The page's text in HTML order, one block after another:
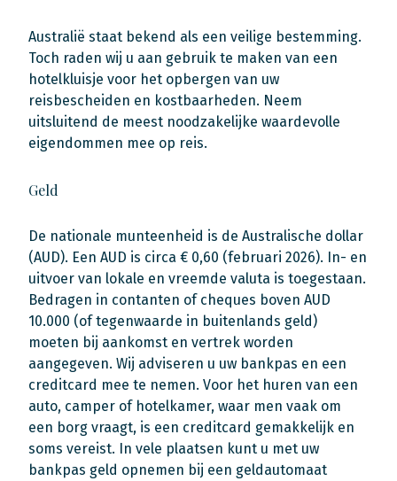
Australië staat bekend als een veilige bestemming.
Toch raden wij u aan gebruik te maken van een
hotelkluisje voor het opbergen van uw
reisbescheiden en kostbaarheden. Neem
uitsluitend de meest noodzakelijke waardevolle
eigendommen mee op reis.
Geld
De nationale munteenheid is de Australische dollar
(AUD). Een AUD is circa € 0,60 (februari 2026). In- en
uitvoer van lokale en vreemde valuta is toegestaan.
Bedragen in contanten of cheques boven AUD
10.000 (of tegenwaarde in buitenlands geld)
moeten bij aankomst en vertrek worden
aangegeven. Wij adviseren u uw bankpas en een
creditcard mee te nemen. Voor het huren van een
auto, camper of hotelkamer, waar men vaak om
een borg vraagt, is een creditcard gemakkelijk en
soms vereist. In vele plaatsen kunt u met uw
bankpas geld opnemen bij een geldautomaat